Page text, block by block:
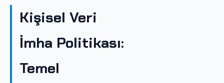
Kişisel Veri
İmha Politikası:
Temel